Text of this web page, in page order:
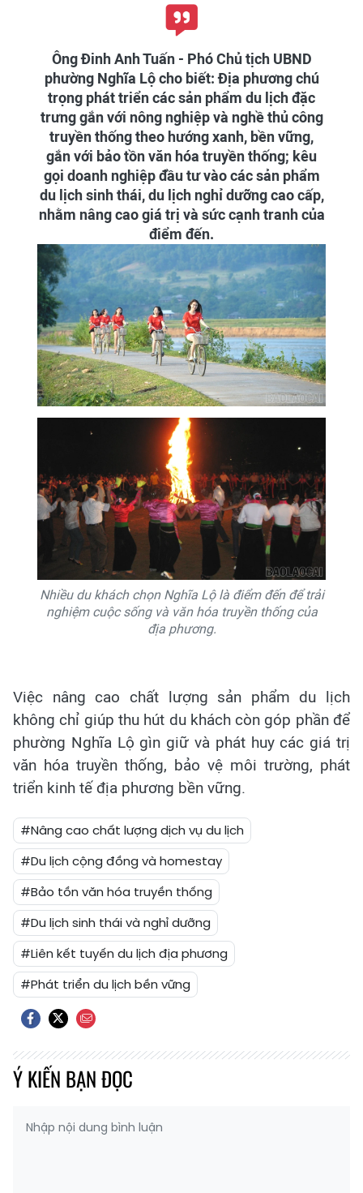
Ông Đinh Anh Tuấn - Phó Chủ tịch UBND
phường Nghĩa Lộ cho biết: Địa phương chú
trọng phát triển các sản phẩm du lịch đặc
trưng gắn với nông nghiệp và nghề thủ công
truyền thống theo hướng xanh, bền vững,
gắn với bảo tồn văn hóa truyền thống; kêu
gọi doanh nghiệp đầu tư vào các sản phẩm
du lịch sinh thái, du lịch nghỉ dưỡng cao cấp,
nhằm nâng cao giá trị và sức cạnh tranh của
điểm đến.
Nhiều du khách chọn Nghĩa Lộ là điểm đến để trải
nghiệm cuộc sống và văn hóa truyền thống của
địa phương.
Việc nâng cao chất lượng sản phẩm du lịch
không chỉ giúp thu hút du khách còn góp phần để
phường Nghĩa Lộ gìn giữ và phát huy các giá trị
văn hóa truyền thống, bảo vệ môi trường, phát
triển kinh tế địa phương bền vững.
#Nâng cao chất lượng dịch vụ du lịch
#Du lịch cộng đồng và homestay
#Bảo tồn văn hóa truyền thống
#Du lịch sinh thái và nghỉ dưỡng
#Liên kết tuyến du lịch địa phương
#Phát triển du lịch bền vững
Ý KIẾN BẠN ĐỌC